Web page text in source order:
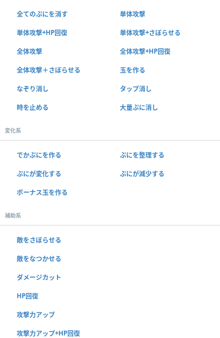
全てのぷにを消す 単体攻撃
単体攻撃+HP回復 単体攻撃+さぼらせる
全体攻撃 全体攻撃+HP回復
全体攻撃＋さぼらせる 玉を作る
なぞり消し タップ消し
時を止める 大量ぷに消し
変化系
でかぷにを作る ぷにを整理する
ぷにが変化する ぷにが減少する
ボーナス玉を作る
補助系
敵をさぼらせる
敵をなつかせる
ダメージカット
HP回復
攻撃力アップ
攻撃力アップ+HP回復